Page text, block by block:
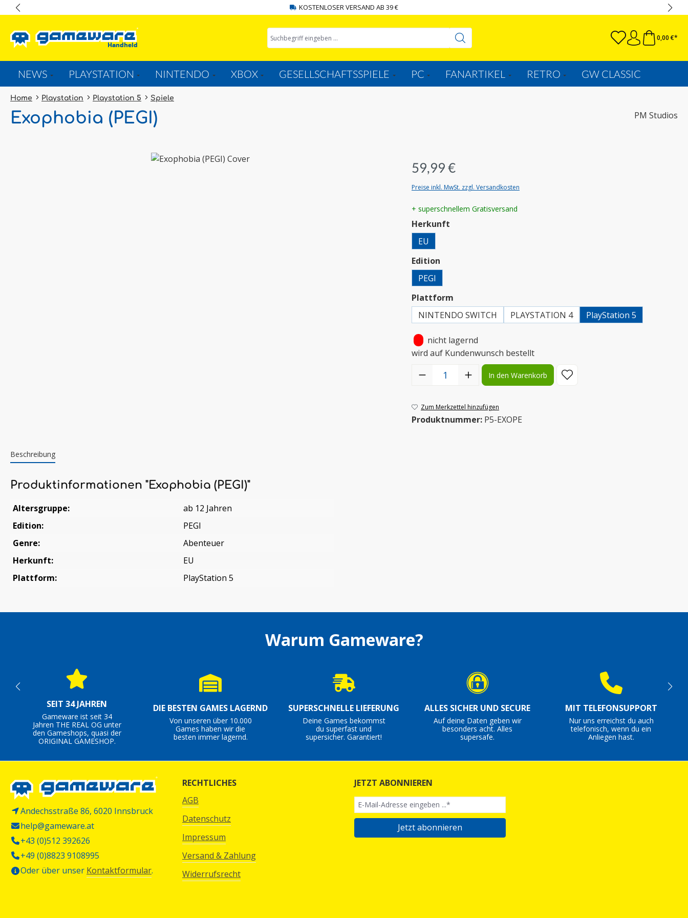
KOSTENLOSER VERSAND AB 39 €
0,00 €*
NEWS PLAYSTATION NINTENDO XBOX GESELLSCHAFTSSPIELE PC FANARTIKEL RETRO GW CLASSIC
Home Playstation Playstation 5 Spiele
Exophobia (PEGI) PM Studios
59,99 €
Preise inkl. MwSt. zzgl. Versandkosten
+ superschnellem Gratisversand
Herkunft
EU
Edition
PEGI
Plattform
NINTENDO SWITCH
PLAYSTATION 4 PlayStation 5
nicht lagernd
wird auf Kundenwunsch bestellt
Produkt Anzahl: Gib den gewünschten Wert ein oder benutze die
In den Warenkorb
Zum Merkzettel hinzufügen
Produktnummer: P5-EXOPE
Beschreibung
Produktinformationen "Exophobia (PEGI)"
Altersgruppe:
ab 12 Jahren
Edition:
PEGI
Genre:
Abenteuer
Herkunft:
EU
Plattform:
PlayStation 5
Warum Gameware?
SEIT 34 JAHREN
Gameware ist seit 34
Jahren THE REAL OG unter
den Gameshops, quasi der
ORIGINAL GAMESHOP.
DIE BESTEN GAMES LAGERND
Von unseren über 10.000
Games haben wir die
besten immer lagernd.
SUPERSCHNELLE LIEFERUNG
Deine Games bekommst
du superfast und
supersicher. Garantiert!
ALLES SICHER UND SECURE
Auf deine Daten geben wir
besonders acht. Alles
supersafe.
MIT TELEFONSUPPORT
Nur uns erreichst du auch
telefonisch, wenn du ein
Anliegen hast.
Andechsstraße 86, 6020 Innsbruck
help@gameware.at
+43 (0)512 392626
+49 (0)8823 9108995
Oder über unser Kontaktformular.
RECHTLICHES
AGB
Datenschutz
Impressum
Versand & Zahlung
Widerrufsrecht
JETZT ABONNIEREN
Jetzt abonnieren